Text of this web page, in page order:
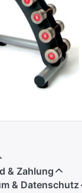
& Zahlung
& Datenschutz